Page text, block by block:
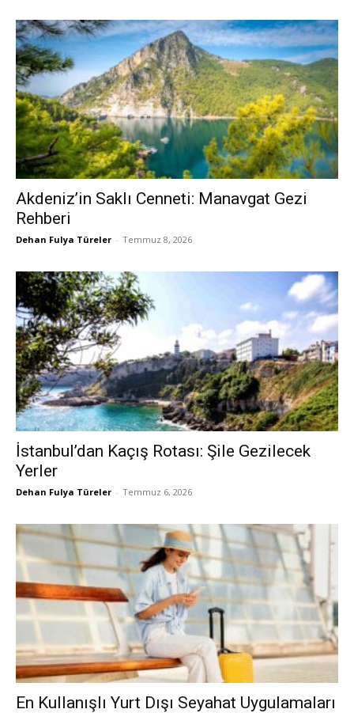
Akdeniz’in Saklı Cenneti: Manavgat Gezi
Rehberi
Dehan Fulya Türeler - Temmuz 8, 2026
İstanbul’dan Kaçış Rotası: Şile Gezilecek
Yerler
Dehan Fulya Türeler - Temmuz 6, 2026
En Kullanışlı Yurt Dışı Seyahat Uygulamaları